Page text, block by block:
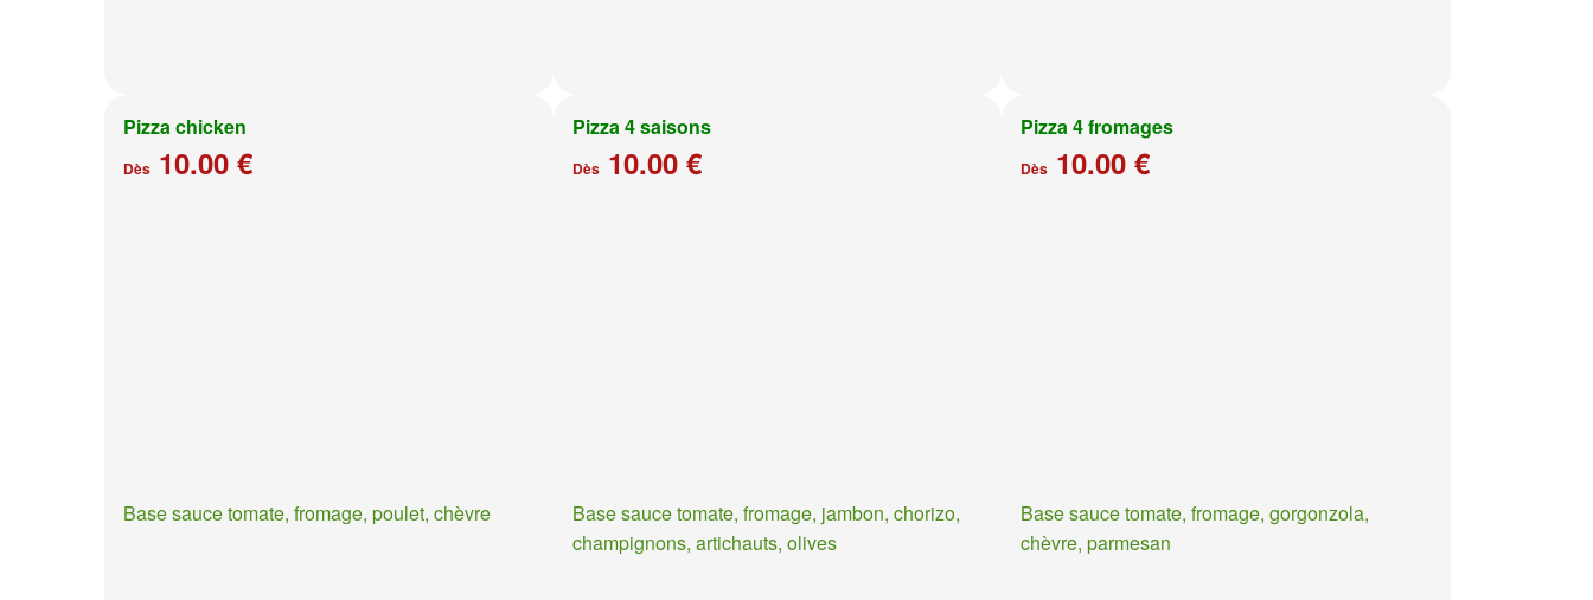
Pizza chicken
Dès 10.00 €
Base sauce tomate, fromage, poulet, chèvre
Pizza 4 saisons
Dès10.00 €
Base sauce tomate, fromage, jambon, chorizo,
champignons, artichauts, olives
Pizza 4 fromages
Dès 10.00 €
Base sauce tomate, fromage, gorgonzola,
chèvre, parmesan